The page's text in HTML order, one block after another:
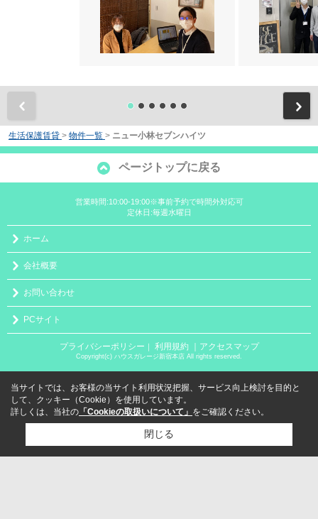
生活保護賃貸 > 物件一覧 > ニュー小林セブンハイツ
ページトップに戻る
営業時間:10:00-19:00※事前予約で時間外対応可
定休日:毎週水曜日
ホーム
会社概要
お問い合わせ
PCサイト
プライバシーポリシー 利用規約 ｜アクセスマップ
Copyright(c) ハウスガレージ新宿本店 All rights reserved.
当サイトでは、お客様の当サイト利用状況把握、サービス向上検討を目的と
して、クッキー（Cookie）を使用しています。
詳しくは、当社の 「Cookieの取扱いについて」 をご確認ください。
閉じる